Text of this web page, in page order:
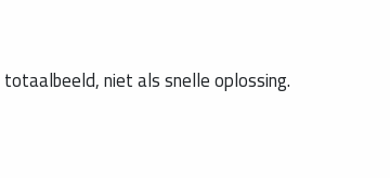
niet als snelle oplossing.